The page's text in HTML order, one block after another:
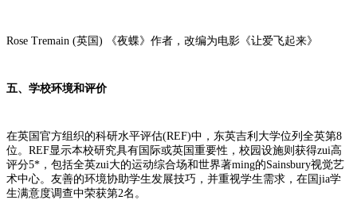
Rose Tremain (英国) 《夜蝶》作者，改编为电影《让爱飞起来》
五、学校环境和评价
在英国官方组织的科研水平评估(REF)中，东英吉利大学位列全英第8
位。REF显示本校研究具有国际或英国重要性，校园设施则获得zui高
评分5*，包括全英zui大的运动综合场和世界著ming的Sainsbury视觉艺
术中心。友善的环境协助学生发展技巧，并重视学生需求，在国jia学
生满意度调查中荣获第2名。